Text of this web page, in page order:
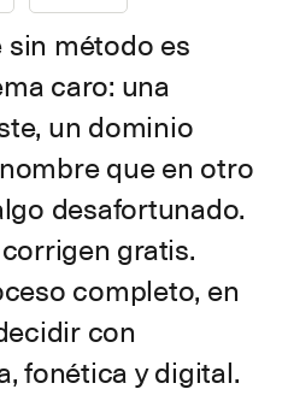
método es
caro: una
un dominio
que en otro
desafortunado.
gratis.
completo, en
con
fonética y digital.